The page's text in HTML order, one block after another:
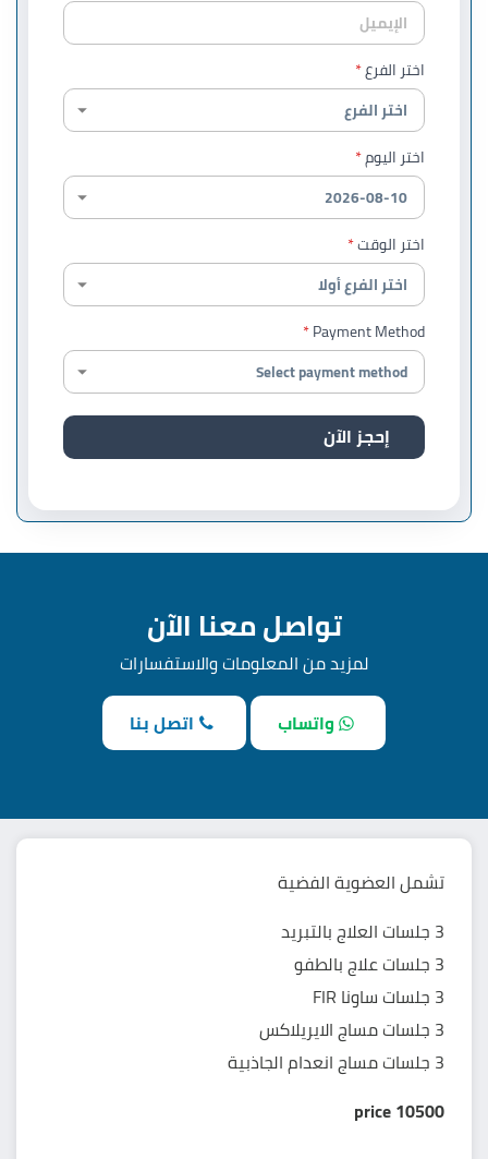
اختر الفرع
اختر اليوم
اختر الوقت
Payment Method
إحجز الآن
تواصل معنا الآن
لمزيد من المعلومات والاستفسارات
واتساب
اتصل بنا
تشمل العضوية الفضية
3 جلسات العلاج بالتبريد
3 جلسات علاج بالطفو
3 جلسات ساونا FIR
3 جلسات مساج الايريلاكس
3 جلسات مساج انعدام الجاذبية
price10500